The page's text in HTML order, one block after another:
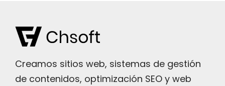
Creamos sitios web, sistemas de gestión
de contenidos, optimización SEO y web